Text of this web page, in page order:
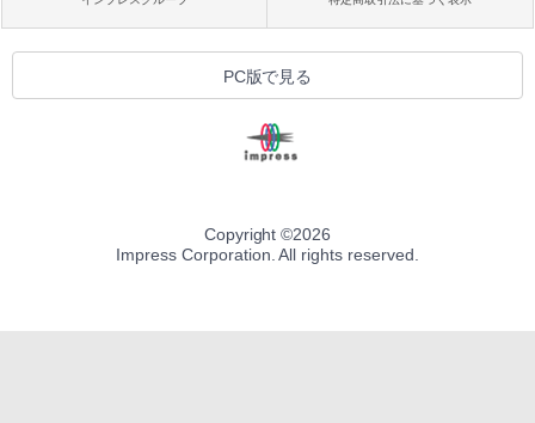
PC版で見る
Copyright ©2026
Impress Corporation. All rights reserved.